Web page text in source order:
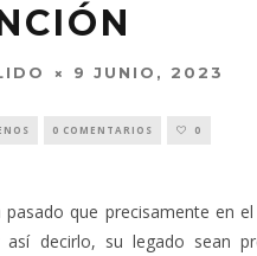
9 JUNIO, 2023
0 COMENTARIOS 0
pasado que precisamente en
decirlo, su legado sean